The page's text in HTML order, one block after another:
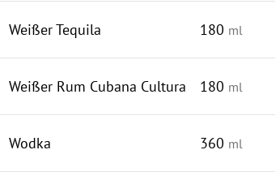
Weißer Tequila 180 ml
Weißer Rum Cubana Cultura 180 ml
Wodka 360 ml